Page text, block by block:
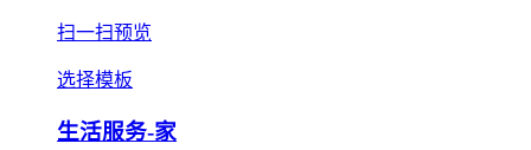
扫一扫预览
选择模板
生活服务-家